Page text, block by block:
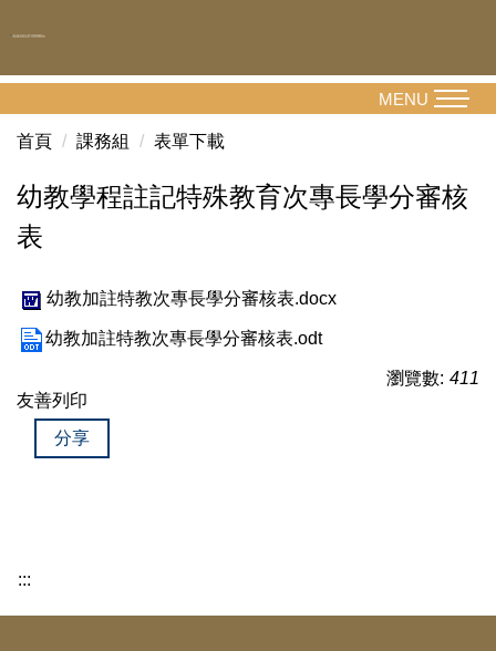
到
容
MENU
首頁 課務組 表單下載
幼教學程註記特殊教育次專長學分審核
表
幼教加註特教次專長學分審核表.docx
幼教加註特教次專長學分審核表.odt
瀏覽數: 411
友善列印
分享
:::